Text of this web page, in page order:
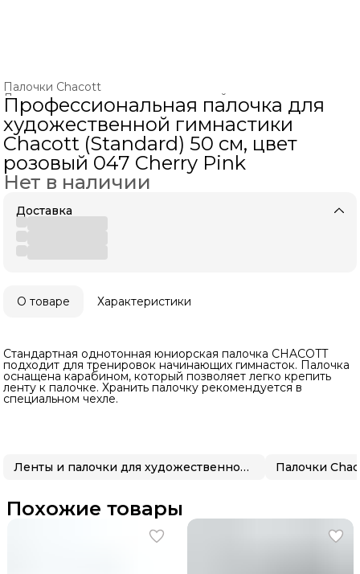
Палочки Chacott
Ленты и палочки для художественной гимнастики ›
ХУДОЖЕСТВЕННАЯ ГИМНАСТИКА ›
Главная ›
Профессиональная палочка для
художественной гимнастики
Chacott (Standard) 50 см, цвет
розовый 047 Cherry Pink
Нет в наличии
Доставка
О товаре Характеристики
Стандартная однотонная юниорская палочка CHACOTT
подходит для тренировок начинающих гимнасток. Палочка
оснащена карабином, который позволяет легко крепить
ленту к палочке. Хранить палочку рекомендуется в
специальном чехле.
Ленты и палочки для художественной гимнастики Палочки
Похожие товары